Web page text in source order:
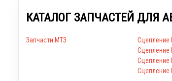
КАТАЛОГ ЗАПЧАСТЕЙ ДЛЯ
Запчасти МТЗ Сцепление